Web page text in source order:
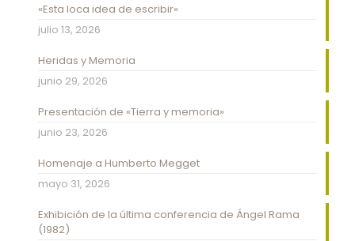
«Esta loca idea de escribir»
julio 13, 2026
Heridas y Memoria
junio 29, 2026
Presentación de «Tierra y memoria»
junio 23, 2026
Homenaje a Humberto Megget
mayo 31, 2026
Exhibición de la última conferencia de Ángel Rama
(1982)